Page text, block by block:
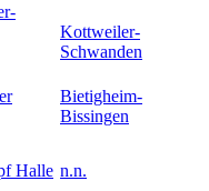
Kottweiler-
Schwanden
Bietigheim-
Bissingen
Halle n.n.